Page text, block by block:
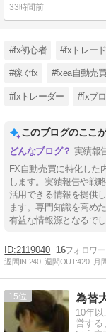
33時間前
#fx初心者 #fxトレー
#稼ぐfx #fxea自動売買
#fxトレーダー #fxブ
このブログのここ
実績報
FX自動売買に特化した
します。実績報告や戦
活用できる情報を提供
ます。専門知識を高め
有益な情報源となるでし
2119040 16
週間IN:240 週間OUT:420 月
15 為替
10年
営する